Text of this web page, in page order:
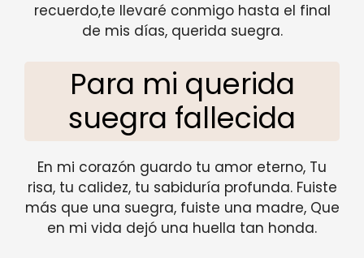
recuerdo,te llevaré conmigo hasta el final
de mis días, querida suegra.
Para mi querida
suegra fallecida
En mi corazón guardo tu amor eterno, Tu
risa, tu calidez, tu sabiduría profunda. Fuiste
más que una suegra, fuiste una madre, Que
en mi vida dejó una huella tan honda.